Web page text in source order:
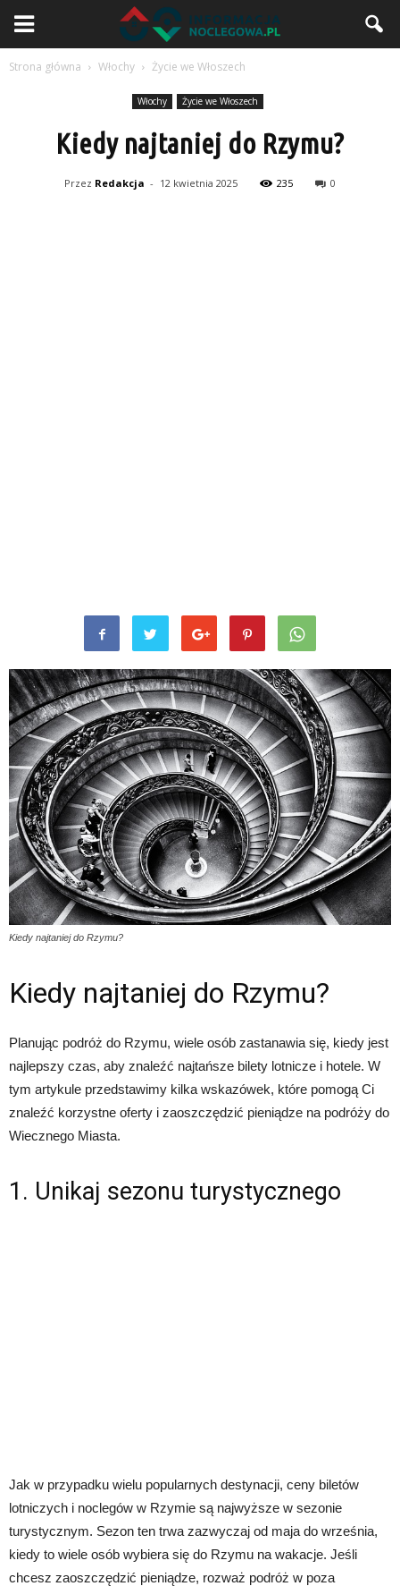
Strona główna Włochy Życie we Włoszech
Włochy Życie we Włoszech
Kiedy najtaniej do Rzymu?
Przez Redakcja - 12 kwietnia 2025 235 0
Kiedy najtaniej do Rzymu?
Kiedy najtaniej do Rzymu?
Planując podróż do Rzymu, wiele osób zastanawia się, kiedy jest
najlepszy czas, aby znaleźć najtańsze bilety lotnicze i hotele. W
tym artykule przedstawimy kilka wskazówek, które pomogą Ci
znaleźć korzystne oferty i zaoszczędzić pieniądze na podróży do
Wiecznego Miasta.
1. Unikaj sezonu turystycznego
Jak w przypadku wielu popularnych destynacji, ceny biletów
lotniczych i noclegów w Rzymie są najwyższe w sezonie
turystycznym. Sezon ten trwa zazwyczaj od maja do września,
kiedy to wiele osób wybiera się do Rzymu na wakacje. Jeśli
chcesz zaoszczędzić pieniądze, rozważ podróż w poza